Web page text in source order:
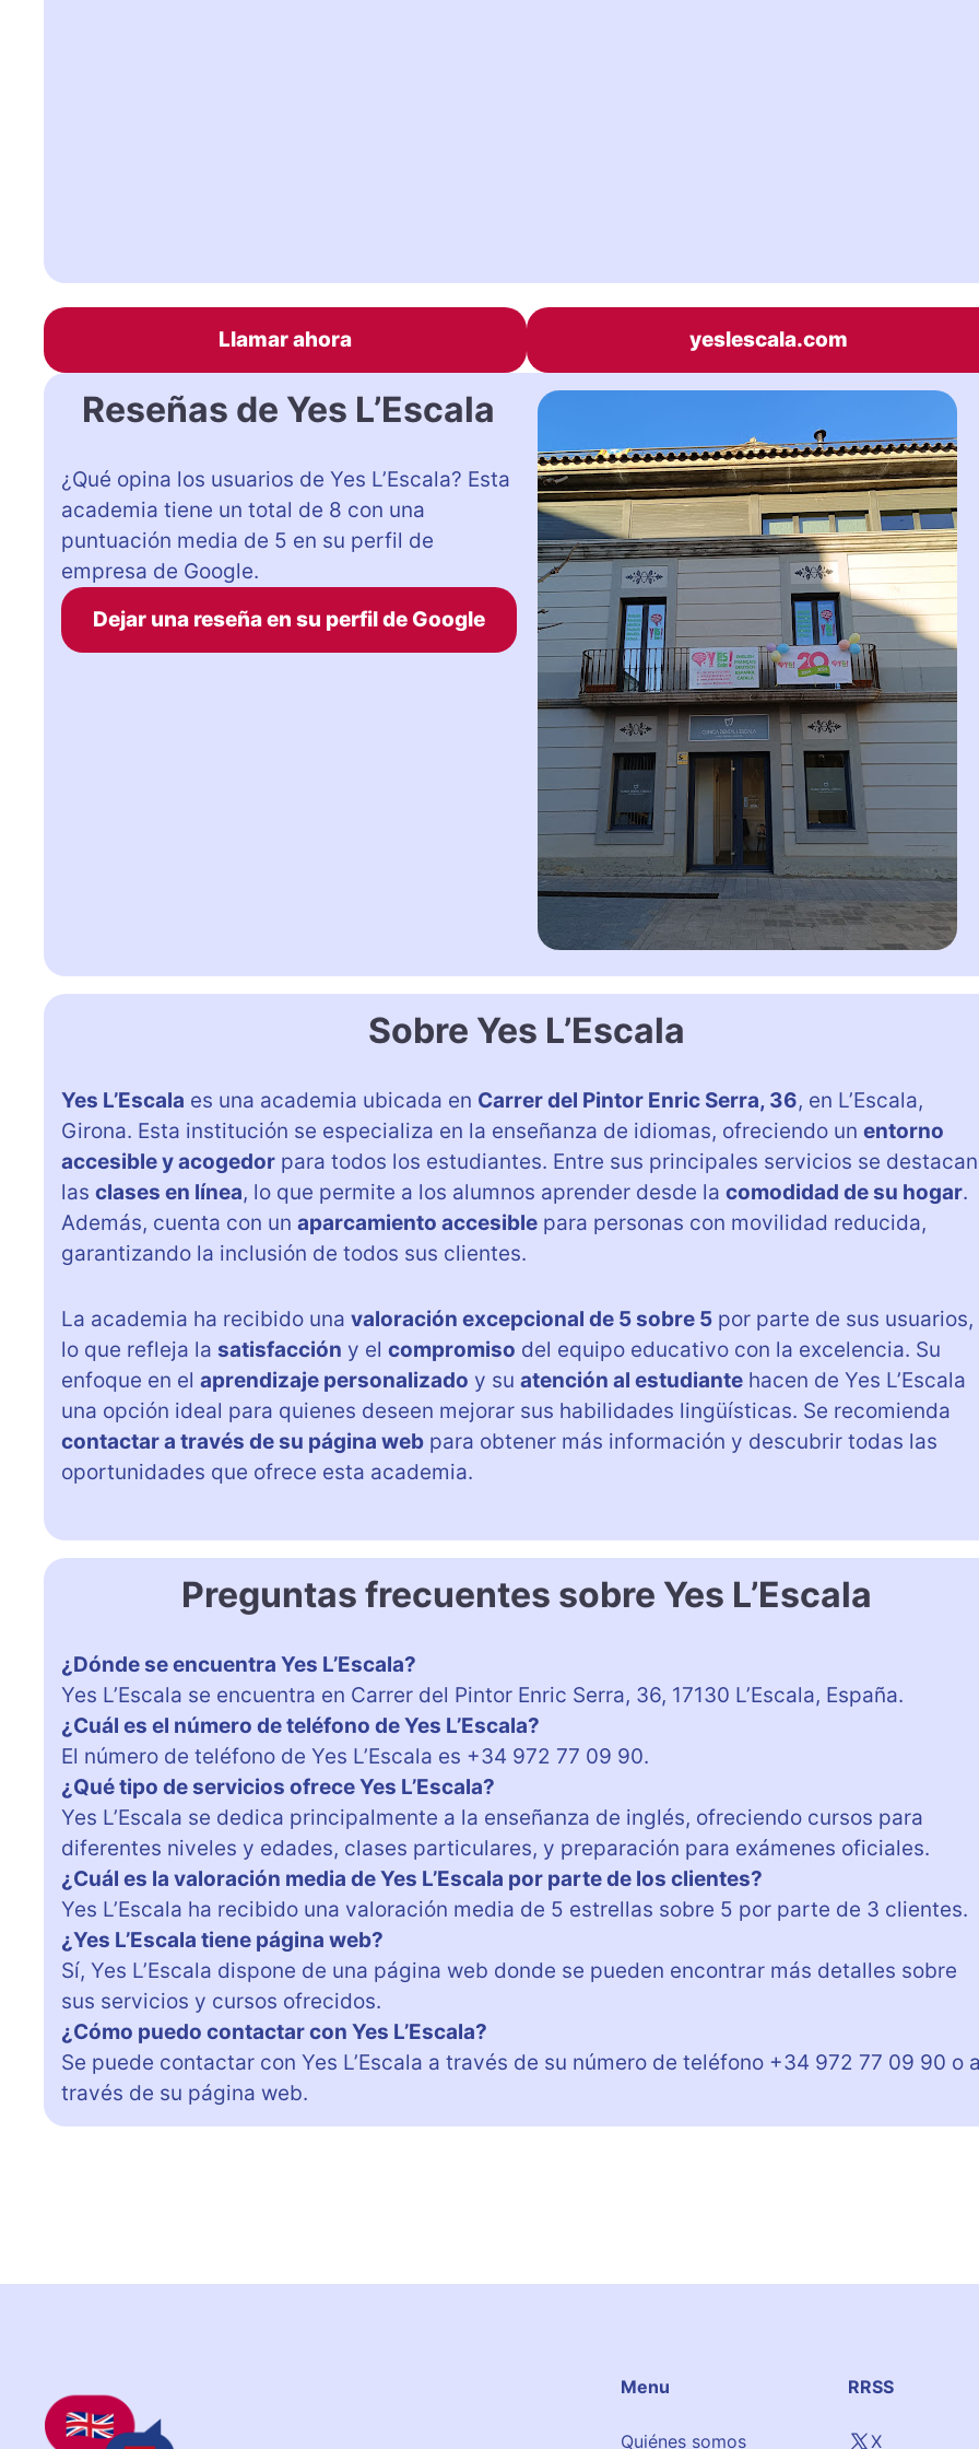
Llamar ahora yeslescala.com
Reseñas de Yes L’Escala
¿Qué opina los usuarios de Yes L’Escala? Esta
academia tiene un total de 8 con una
puntuación media de 5 en su perfil de
empresa de Google.
Dejar una reseña en su perfil de Google
Sobre Yes L’Escala
Yes L’Escala es una academia ubicada en Carrer del Pintor Enric Serra, 36, en L’Escala,
Girona. Esta institución se especializa en la enseñanza de idiomas, ofreciendo un entorno
accesible y acogedor para todos los estudiantes. Entre sus principales servicios se destacan
las clases en línea, lo que permite a los alumnos aprender desde la comodidad de su hogar.
Además, cuenta con un aparcamientо accesible para personas con movilidad reducida,
garantizando la inclusión de todos sus clientes.
La academia ha recibido una valoración excepcional de 5 sobre 5 por parte de sus usuarios,
lo que refleja la satisfacción y el compromiso del equipo educativo con la excelencia. Su
enfoque en el aprendizaje personalizado y su atención al estudiante hacen de Yes L’Escala
una opción ideal para quienes deseen mejorar sus habilidades lingüísticas. Se recomienda
contactar a través de su página web para obtener más información y descubrir todas las
oportunidades que ofrece esta academia.
Preguntas frecuentes sobre Yes L’Escala
¿Dónde se encuentra Yes L’Escala?
Yes L’Escala se encuentra en Carrer del Pintor Enric Serra, 36, 17130 L’Escala, España.
¿Cuál es el número de teléfono de Yes L’Escala?
El número de teléfono de Yes L’Escala es +34 972 77 09 90.
¿Qué tipo de servicios ofrece Yes L’Escala?
Yes L’Escala se dedica principalmente a la enseñanza de inglés, ofreciendo cursos para
diferentes niveles y edades, clases particulares, y preparación para exámenes oficiales.
¿Cuál es la valoración media de Yes L’Escala por parte de los clientes?
Yes L’Escala ha recibido una valoración media de 5 estrellas sobre 5 por parte de 3 clientes.
¿Yes L’Escala tiene página web?
Sí, Yes L’Escala dispone de una página web donde se pueden encontrar más detalles sobre
sus servicios y cursos ofrecidos.
¿Cómo puedo contactar con Yes L’Escala?
Se puede contactar con Yes L’Escala a través de su número de teléfono +34 972 77 09 90 o a
través de su página web.
Menu
Quiénes somos
RRSS
X